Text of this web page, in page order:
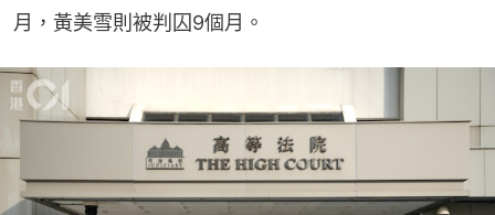
月，黃美雪則被判囚9個月。